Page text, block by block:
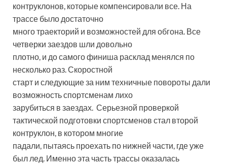
контруклонов, которые компенсировали все. На
трассе было достаточно
много траекторий и возможностей для обгона. Все
четверки заездов шли довольно
плотно, и до самого финиша расклад менялся по
несколько раз. Скоростной
старт и следующие за ним техничные повороты дали
возможность спортсменам лихо
зарубиться в заездах. Серьезной проверкой
тактической подготовки спортсменов стал второй
контруклон, в котором многие
падали, пытаясь проехать по нижней части, где уже
был лед. Именно эта часть трассы оказалась